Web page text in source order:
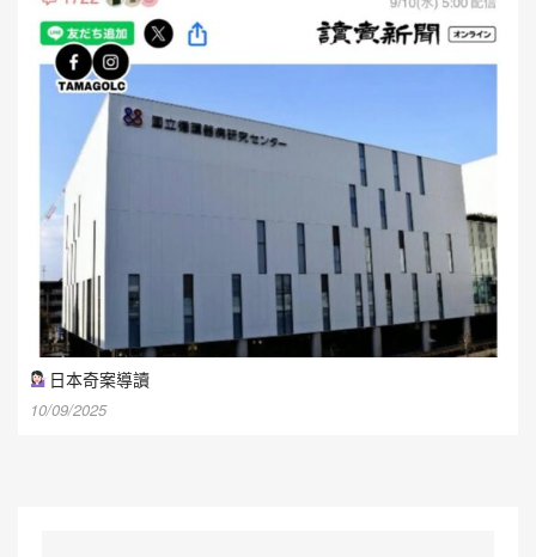
日本奇案導讀
10/09/2025